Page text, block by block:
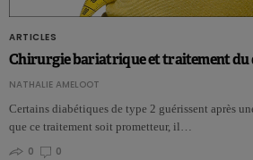
ARTICLES
Chirurgie bariatrique et traitement du
NATHALIE AMELOOT
Certains diabétiques de type 2 guérissent après
que ce traitement soit prometteur, il…
0
0